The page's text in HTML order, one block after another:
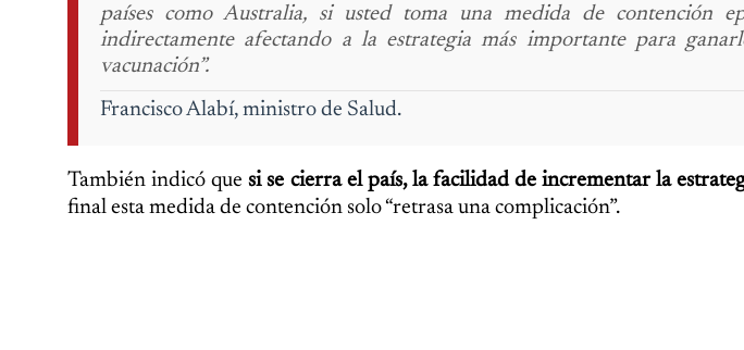
países como Australia, si usted toma una medida de contención
indirectamente afectando a la estrategia más importante para
vacunación”.
Francisco Alabí, ministro de Salud.
También indicó que si se cierra el país, la facilidad de incrementar la
final esta medida de contención solo “retrasa una complicación”.